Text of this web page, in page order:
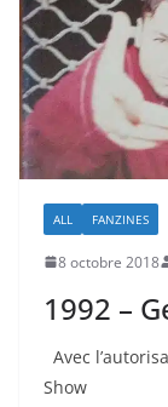
ALL FANZINES
8 octobre 2018
1992 –
Avec
Show